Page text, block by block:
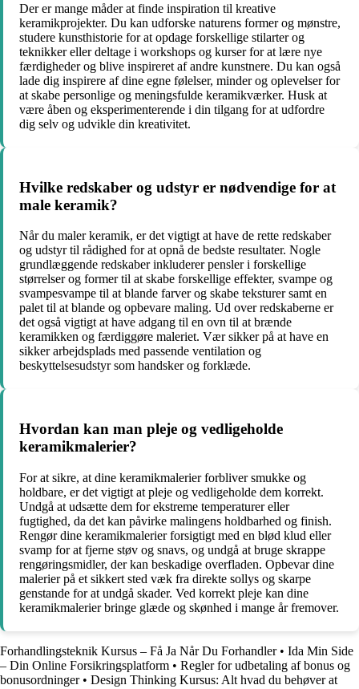
Der er mange måder at finde inspiration til kreative
keramikprojekter. Du kan udforske naturens former og mønstre,
studere kunsthistorie for at opdage forskellige stilarter og
teknikker eller deltage i workshops og kurser for at lære nye
færdigheder og blive inspireret af andre kunstnere. Du kan også
lade dig inspirere af dine egne følelser, minder og oplevelser for
at skabe personlige og meningsfulde keramikværker. Husk at
være åben og eksperimenterende i din tilgang for at udfordre
dig selv og udvikle din kreativitet.
Hvilke redskaber og udstyr er nødvendige for at
male keramik?
Når du maler keramik, er det vigtigt at have de rette redskaber
og udstyr til rådighed for at opnå de bedste resultater. Nogle
grundlæggende redskaber inkluderer pensler i forskellige
størrelser og former til at skabe forskellige effekter, svampe og
svampesvampe til at blande farver og skabe teksturer samt en
palet til at blande og opbevare maling. Ud over redskaberne er
det også vigtigt at have adgang til en ovn til at brænde
keramikken og færdiggøre maleriet. Vær sikker på at have en
sikker arbejdsplads med passende ventilation og
beskyttelsesudstyr som handsker og forklæde.
Hvordan kan man pleje og vedligeholde
keramikmalerier?
For at sikre, at dine keramikmalerier forbliver smukke og
holdbare, er det vigtigt at pleje og vedligeholde dem korrekt.
Undgå at udsætte dem for ekstreme temperaturer eller
fugtighed, da det kan påvirke malingens holdbarhed og finish.
Rengør dine keramikmalerier forsigtigt med en blød klud eller
svamp for at fjerne støv og snavs, og undgå at bruge skrappe
rengøringsmidler, der kan beskadige overfladen. Opbevar dine
malerier på et sikkert sted væk fra direkte sollys og skarpe
genstande for at undgå skader. Ved korrekt pleje kan dine
keramikmalerier bringe glæde og skønhed i mange år fremover.
Forhandlingsteknik Kursus – Få Ja Når Du Forhandler• Ida Min Side
– Din Online Forsikringsplatform • Regler for udbetaling af bonus og
bonusordninger• Design Thinking Kursus: Alt hvad du behøver at